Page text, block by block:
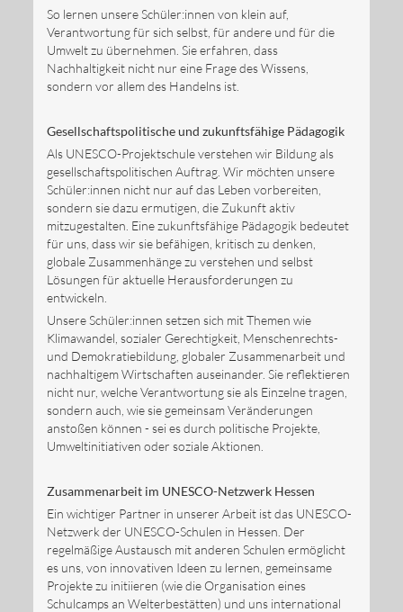
So lernen unsere Schüler:innen von klein auf,
Verantwortung für sich selbst, für andere und für die
Umwelt zu übernehmen. Sie erfahren, dass
Nachhaltigkeit nicht nur eine Frage des Wissens,
sondern vor allem des Handelns ist.
Gesellschaftspolitische und zukunftsfähige Pädagogik
Als UNESCO-Projektschule verstehen wir Bildung als
gesellschaftspolitischen Auftrag. Wir möchten unsere
Schüler:innen nicht nur auf das Leben vorbereiten,
sondern sie dazu ermutigen, die Zukunft aktiv
mitzugestalten. Eine zukunftsfähige Pädagogik bedeutet
für uns, dass wir sie befähigen, kritisch zu denken,
globale Zusammenhänge zu verstehen und selbst
Lösungen für aktuelle Herausforderungen zu
entwickeln.
Unsere Schüler:innen setzen sich mit Themen wie
Klimawandel, sozialer Gerechtigkeit, Menschenrechts-
und Demokratiebildung, globaler Zusammenarbeit und
nachhaltigem Wirtschaften auseinander. Sie reflektieren
nicht nur, welche Verantwortung sie als Einzelne tragen,
sondern auch, wie sie gemeinsam Veränderungen
anstoßen können - sei es durch politische Projekte,
Umweltinitiativen oder soziale Aktionen.
Zusammenarbeit im UNESCO-Netzwerk Hessen
Ein wichtiger Partner in unserer Arbeit ist das UNESCO-
Netzwerk der UNESCO-Schulen in Hessen. Der
regelmäßige Austausch mit anderen Schulen ermöglicht
es uns, von innovativen Ideen zu lernen, gemeinsame
Projekte zu initiieren (wie die Organisation eines
Schulcamps an Welterbestätten) und uns international